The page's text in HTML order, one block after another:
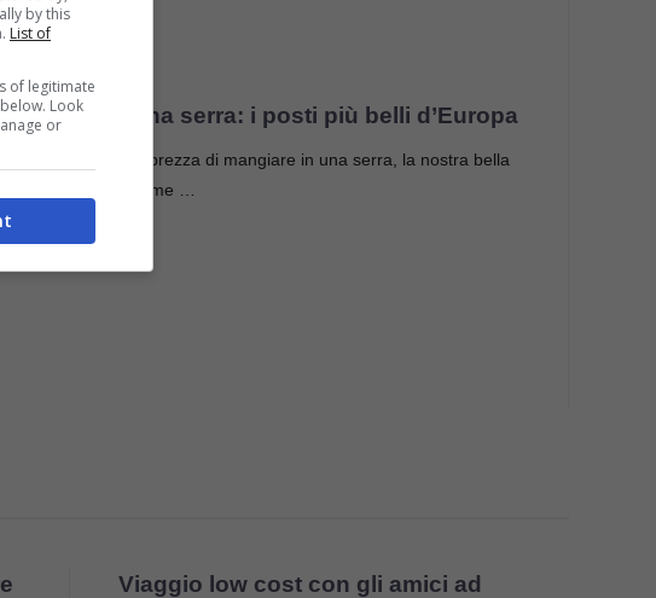
in una serra: i posti più belli d’Europa
Se vuoi provare l’ebbrezza di mangiare in una serra, la nostra bella
Europa offre tantissime …
Viaggio low cost con gli amici ad
by this
List of
of legitimate
Look
or